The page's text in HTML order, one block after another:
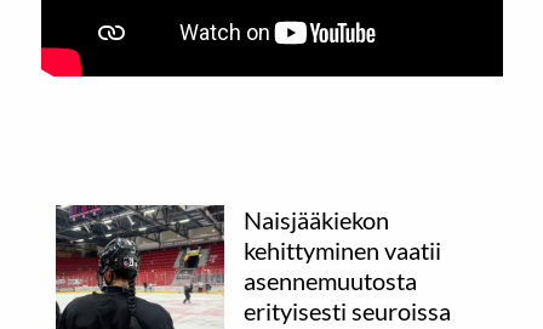
Naisjääkiekon
kehittyminen vaatii
asennemuutosta
erityisesti seuroissa